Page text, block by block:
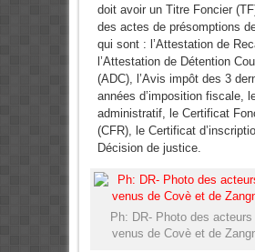
doit avoir un Titre Foncier
des actes de présomptions
qui sont : l’Attestation de
l’Attestation de Détention
(ADC), l’Avis impôt des 3
années d’imposition fiscale,
administratif, le Certificat
(CFR), le Certificat
Décision de justice.
Ph: DR- Photo des
venus de Covè et de